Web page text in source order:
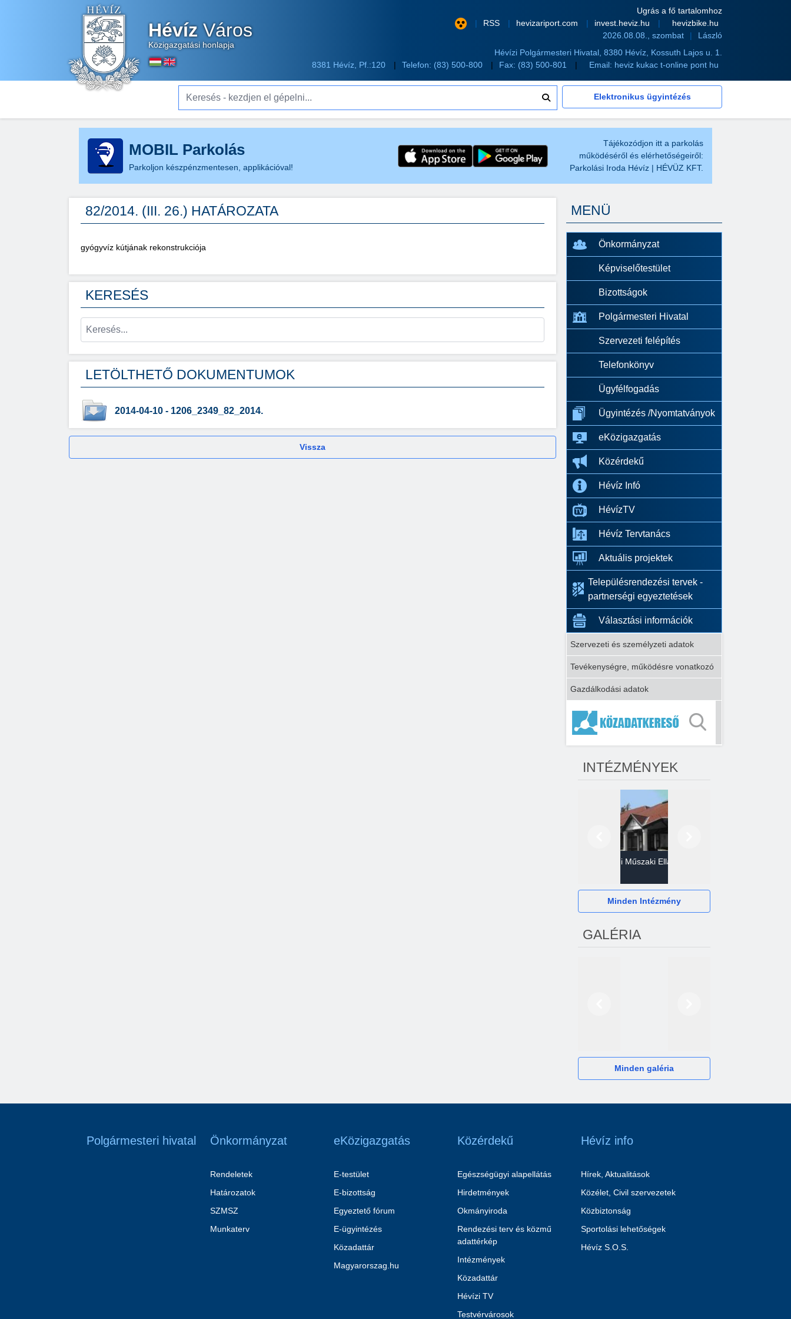
HévízVáros
Közigazgatási honlapja
Ugrás a fő tartalomhoz
RSS
hevizariport.com invest.heviz.hu
hevizbike.hu
2026.08.08., szombat
László
Hévízi Polgármesteri Hivatal, 8380 Hévíz, Kossuth Lajos u. 1.
8381 Hévíz, Pf.:120
Telefon: (83) 500-800 Fax: (83) 500-801 Email: heviz kukac t-online pont hu
Keresés - kezdjen el gépelni...
Elektronikus ügyintézés
MOBIL Parkolás
Parkoljon készpénzmentesen, applikációval!
Tájékozódjon itt a parkolás
működéséről és elérhetőségeiről:
Parkolási Iroda Hévíz | HÉVÜZ KFT.
82/2014. (III. 26.) HATÁROZATA
gyógyvíz kútjának rekonstrukciója
KERESÉS
LETÖLTHETŐ DOKUMENTUMOK
2014-04-10 - 1206_2349_82_2014.
Vissza
MENÜ
Önkormányzat
Képviselőtestület
Bizottságok
Polgármesteri Hivatal
Szervezeti felépítés
Telefonkönyv
Ügyfélfogadás
Ügyintézés /Nyomtatványok
eKözigazgatás
Közérdekű
Hévíz Infó
HévízTV
Hévíz Tervtanács
Aktuális projektek
Településrendezési tervek -
partnerségi egyeztetések
Választási információk
Szervezeti és személyzeti adatok
Tevékenységre, működésre vonatkozó
Gazdálkodási adatok
INTÉZMÉNYEK
Gazdasági Műszaki Ellátó
Minden Intézmény
GALÉRIA
Minden galéria
Polgármesteri hivatal Önkormányzat
Rendeletek
Határozatok
SZMSZ
Munkaterv
eKözigazgatás
E-testület
E-bizottság
Egyeztető fórum
E-ügyintézés
Közadattár
Magyarorszag.hu
Közérdekű
Egészségügyi alapellátás
Hirdetmények
Okmányiroda
Rendezési terv és közmű
adattérkép
Intézmények
Közadattár
Hévízi TV
Testvérvárosok
Hévíz info
Hírek, Aktualitások
Közélet, Civil szervezetek
Közbiztonság
Sportolási lehetőségek
Hévíz S.O.S.